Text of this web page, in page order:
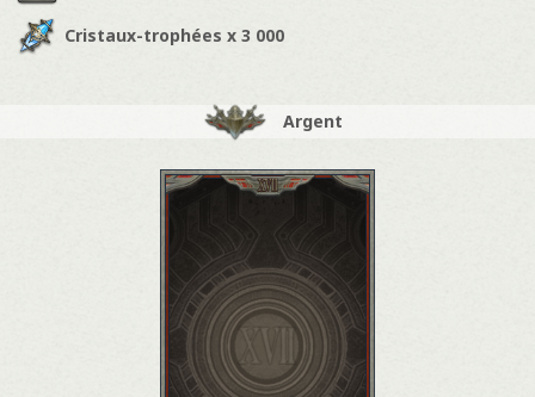
Cristaux-trophées x 3 000
Argent